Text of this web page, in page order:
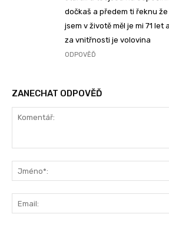
dočkaš a předem ti řeknu
jsem v životě měl je mi 71
za vnitřnosti je volovina
ODPOVĚĎ
ZANECHAT ODPOVĚĎ